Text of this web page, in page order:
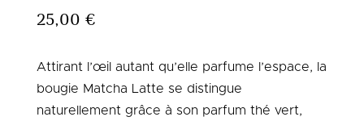
25,00 €
Attirant l’œil autant qu’elle parfume l’espace, la
bougie Matcha Latte se distingue
naturellement grâce à son parfum thé vert,